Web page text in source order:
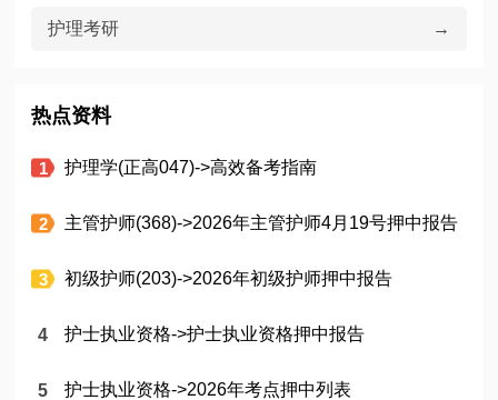
→
护理考研
热点资料
护理学(正高047)->高效备考指南
主管护师(368)->2026年主管护师4月19号押中报告
初级护师(203)->2026年初级护师押中报告
护士执业资格->护士执业资格押中报告
护士执业资格->2026年考点押中列表